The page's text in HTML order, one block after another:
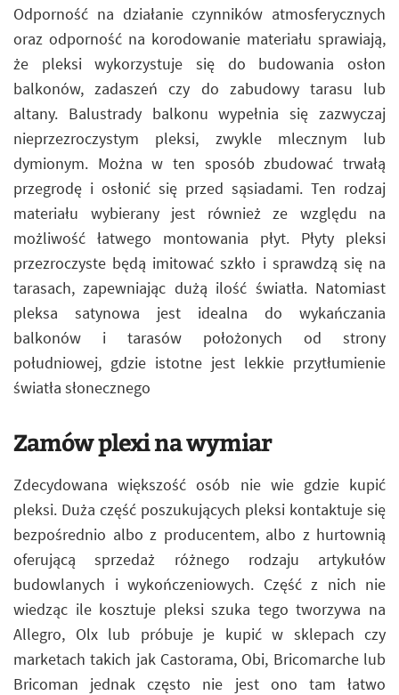
Odporność na działanie czynników atmosferycznych
oraz odporność na korodowanie materiału sprawiają,
że pleksi wykorzystuje się do budowania osłon
balkonów, zadaszeń czy do zabudowy tarasu lub
altany. Balustrady balkonu wypełnia się zazwyczaj
nieprzezroczystym pleksi, zwykle mlecznym lub
dymionym. Można w ten sposób zbudować trwałą
przegrodę i osłonić się przed sąsiadami. Ten rodzaj
materiału wybierany jest również ze względu na
możliwość łatwego montowania płyt. Płyty pleksi
przezroczyste będą imitować szkło i sprawdzą się na
tarasach, zapewniając dużą ilość światła. Natomiast
pleksa satynowa jest idealna do wykańczania
balkonów i tarasów położonych od strony
południowej, gdzie istotne jest lekkie przytłumienie
światła słonecznego
Zamów plexi na wymiar
Zdecydowana większość osób nie wie gdzie kupić
pleksi. Duża część poszukujących pleksi kontaktuje się
bezpośrednio albo z producentem, albo z hurtownią
oferującą sprzedaż różnego rodzaju artykułów
budowlanych i wykończeniowych. Część z nich nie
wiedząc ile kosztuje pleksi szuka tego tworzywa na
Allegro, Olx lub próbuje je kupić w sklepach czy
marketach takich jak Castorama, Obi, Bricomarche lub
Bricoman jednak często nie jest ono tam łatwo